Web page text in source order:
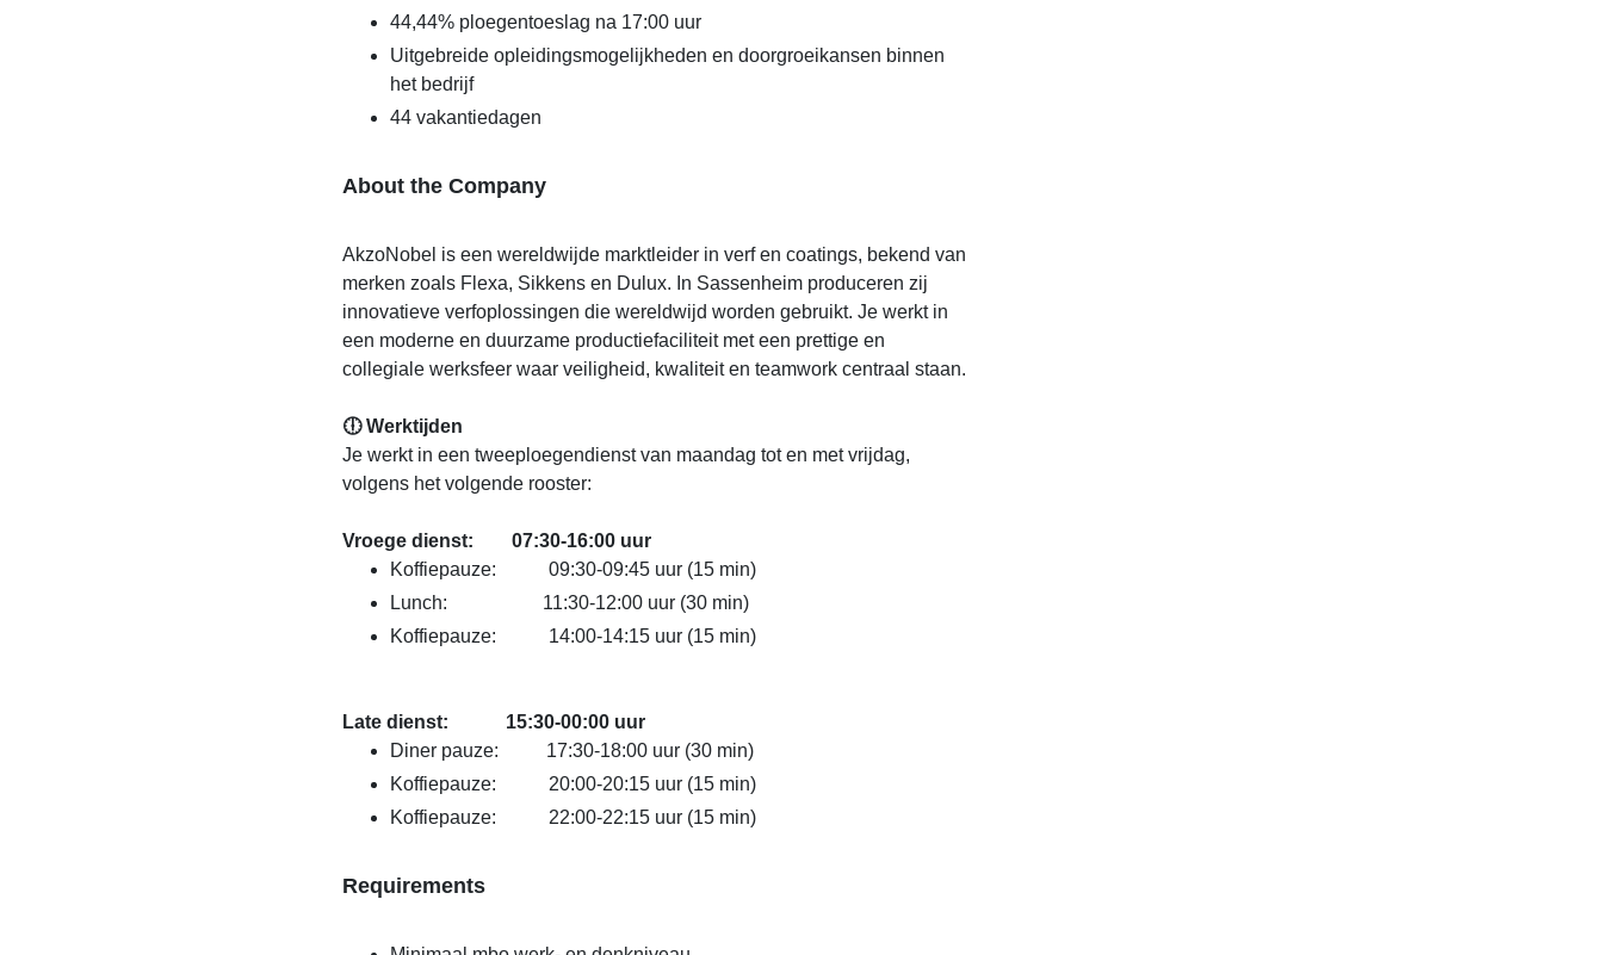
44,44% ploegentoeslag na 17:00 uur
Uitgebreide opleidingsmogelijkheden en doorgroeikansen binnen
het bedrijf
44 vakantiedagen
About the Company
AkzoNobel is een wereldwijde marktleider in verf en coatings, bekend van
merken zoals Flexa, Sikkens en Dulux. In Sassenheim produceren zij
innovatieve verfoplossingen die wereldwijd worden gebruikt. Je werkt in
een moderne en duurzame productiefaciliteit met een prettige en
collegiale werksfeer waar veiligheid, kwaliteit en teamwork centraal staan.
🕕 Werktijden
Je werkt in een tweeploegendienst van maandag tot en met vrijdag,
volgens het volgende rooster:
Vroege dienst: 07:30-16:00 uur
Koffiepauze: 09:30-09:45 uur (15 min)
Lunch: 11:30-12:00 uur (30 min)
Koffiepauze: 14:00-14:15 uur (15 min)
Late dienst: 15:30-00:00 uur
Diner pauze: 17:30-18:00 uur (30 min)
Koffiepauze: 20:00-20:15 uur (15 min)
Koffiepauze: 22:00-22:15 uur (15 min)
Requirements